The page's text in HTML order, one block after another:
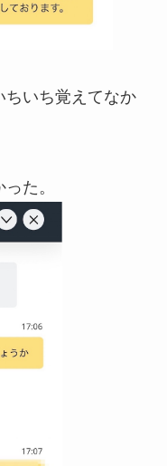
ちいち覚えてなか
た。